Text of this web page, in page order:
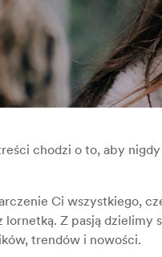
chodzi o to, aby
Ci wszystkiego,
Z pasją dzielimy
trendów i nowości.